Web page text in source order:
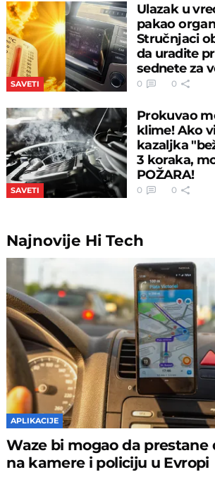
SAVETI
Ulazak u
pakao
Stručnjaci
da uradite
sednete za
0 0
SAVETI
Prokuvao
klime! Ako
kazaljka
3 koraka,
POŽARA!
0 0
Najnovije Hi Tech
APLIKACIJE
Waze bi mogao da prestane
na kamere i policiju u Evropi